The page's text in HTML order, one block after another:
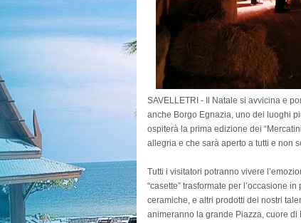
SAVELLETRI - Il Natale si avvicina e
anche Borgo Egnazia, uno dei luoghi
ospiterà la prima edizione dei
allegria e che sarà aperto a tutti e non
Tutti i visitatori potranno vivere
“casette” trasformate per l’occasione
ceramiche, e altri prodotti dei nostri
animeranno la grande Piazza, cuore di